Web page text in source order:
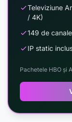
Televiziune
/ 4K)
149 de
IP static
Pachetele HBO și